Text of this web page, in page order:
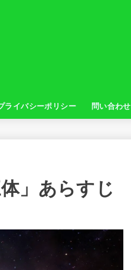
ライバシーポリシー 問い合わせ
」あらすじ